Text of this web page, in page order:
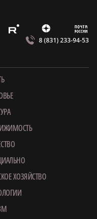
E Z m
8 (831) 233-94-53
ХОЗЯЙСТВО